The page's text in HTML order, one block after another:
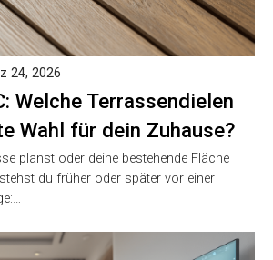
Welche Terrassendielen
Wahl für dein Zuhause?
24, 2026
planst oder deine bestehende Fläche
du früher oder später vor einer